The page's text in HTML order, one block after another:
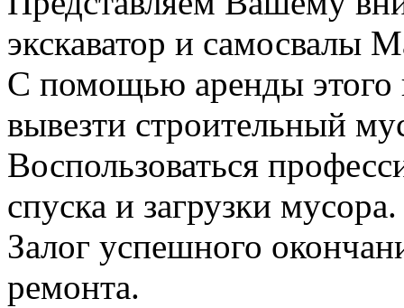
экскаватор и самосвалы
С помощью аренды этого
вывезти строительный
Воспользоваться
спуска и загрузки мусора.
Залог успешного
ремонта.